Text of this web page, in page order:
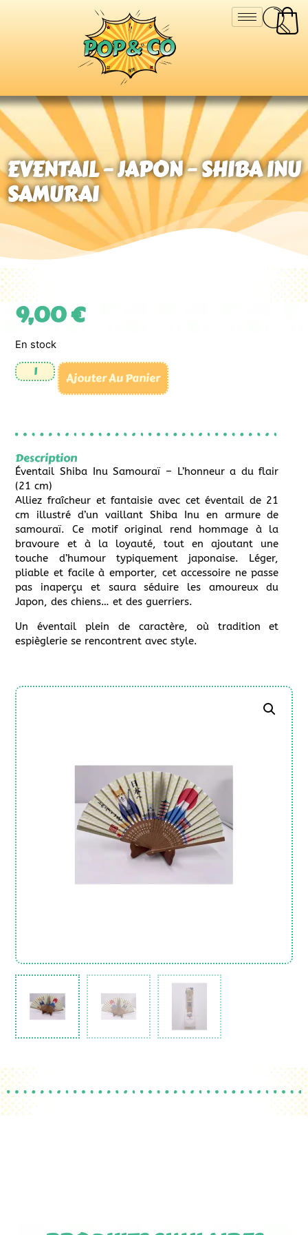
EVENTAIL – JAPON – SHIBA INU
SAMURAI
9,00€
En stock
Ajouter Au Panier
Description
Éventail Shiba Inu Samouraï – L’honneur a du flair
(21 cm)
Alliez fraîcheur et fantaisie avec cet éventail de 21
cm illustré d’un vaillant Shiba Inu en armure de
samouraï. Ce motif original rend hommage à la
bravoure et à la loyauté, tout en ajoutant une
touche d’humour typiquement japonaise. Léger,
pliable et facile à emporter, cet accessoire ne passe
pas inaperçu et saura séduire les amoureux du
Japon, des chiens… et des guerriers.
Un éventail plein de caractère, où tradition et
espièglerie se rencontrent avec style.